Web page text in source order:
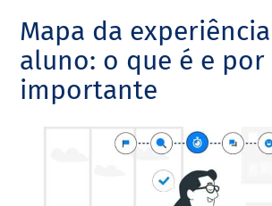
content
sidebar
Mapa da
aluno: o que é e por
importante